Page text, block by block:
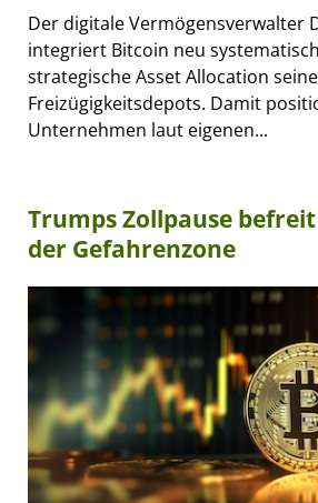
Der digitale Vermögensverwalter
integriert Bitcoin neu
strategische Asset Allocation
Freizügigkeitsdepots. Damit
Unternehmen laut eigenen...
Trumps Zollpause
der Gefahrenzone